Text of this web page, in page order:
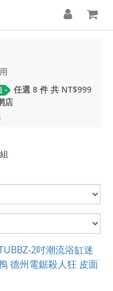
任選 8 件 共 NT$999
店